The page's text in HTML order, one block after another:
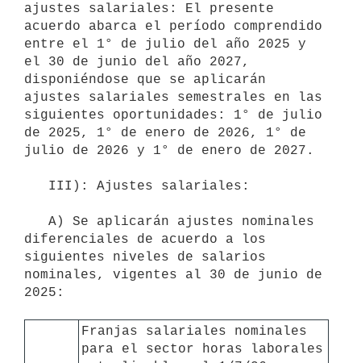
ajustes salariales: El presente
acuerdo abarca el período comprendido
entre el 1° de julio del año 2025 y
el 30 de junio del año 2027,
disponiéndose que se aplicarán
ajustes salariales semestrales en las
siguientes oportunidades: 1° de julio
de 2025, 1° de enero de 2026, 1° de
julio de 2026 y 1° de enero de 2027.
diferenciales de acuerdo a los
siguientes niveles de salarios
nominales, vigentes al 30 de junio de
2025:
Franjas salariales nominales
para el sector horas laborales